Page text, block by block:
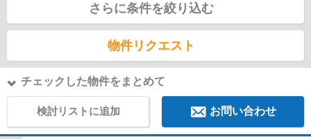
さらに条件を絞り込む
物件リクエスト
チェックした物件をまとめて
検討リストに追加 お問い合わせ